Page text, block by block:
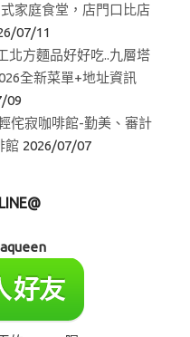
家庭食堂，店門口比店
07/11
北方麵品好好吃..九層塔
全新菜單+地址資訊
09
侘寂咖啡館-勤美、審計
館 2026/07/07